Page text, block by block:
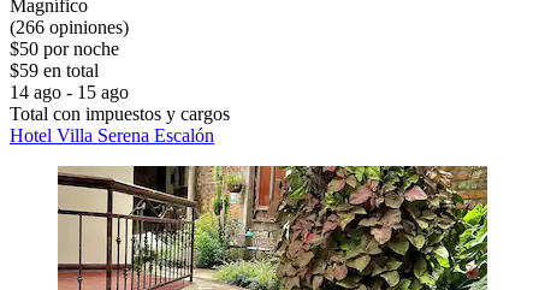
Magnífico
(266 opiniones)
$50 por noche
$59 en total
14 ago - 15 ago
Total con impuestos y cargos
Hotel Villa Serena Escalón